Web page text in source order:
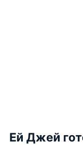
Ей Джей